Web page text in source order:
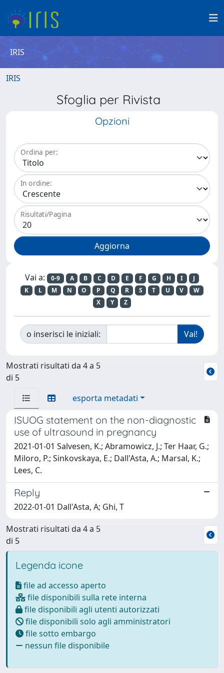
IRIS
IRIS
Sfoglia per Rivista
Opzioni
Ordina per:
In ordine:
Risultati/Pagina
Vai a: 0-9 A B C D E F G H I
J
K
L M N O P Q R S T U V
W
X
Y Z
o inserisci le iniziali:
Mostrati risultati da 4 a 5
di 5
esporta metadati
ISUOG statement on the non-diagnostic
use of ultrasound in pregnancy
2021-01-01 Salvesen, K.; Abramowicz, J.; Ter Haar, G.;
Miloro, P.; Sinkovskaya, E.; Dall'Asta, A.; Marsal, K.;
Lees, C.
Reply
2022-01-01 Dall'Asta, A; Ghi, T
Mostrati risultati da 4 a 5
di 5
Legenda icone
file ad accesso aperto
file disponibili sulla rete interna
file disponibili agli utenti autorizzati
file disponibili solo agli amministratori
file sotto embargo
nessun file disponibile